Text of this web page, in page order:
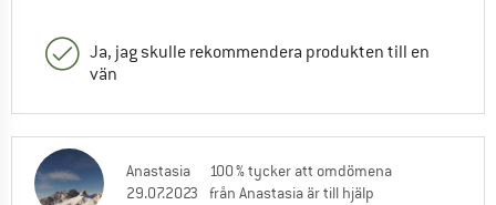
Ja, jag skulle rekommendera produkten till en
vän
Anastasia
29.07.2023
100 % tycker att omdömena
från Anastasia är till hjälp